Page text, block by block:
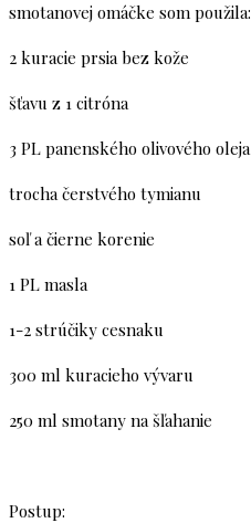
smotanovej omáčke som použila:
2 kuracie prsia bez kože
šťavu z 1 citróna
3 PL panenského olivového oleja
trocha čerstvého tymianu
soľ a čierne korenie
1 PL masla
1-2 strúčiky cesnaku
300 ml kuracieho vývaru
250 ml smotany na šľahanie
Postup: